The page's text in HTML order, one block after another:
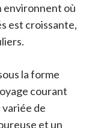
environnent où
est croissante,
la forme
courant
de
et un